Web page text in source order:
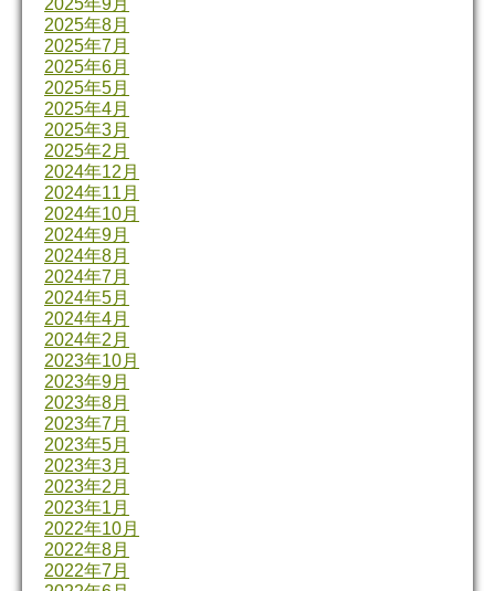
2025年9月
2025年8月
2025年7月
2025年6月
2025年5月
2025年4月
2025年3月
2025年2月
2024年12月
2024年11月
2024年10月
2024年9月
2024年8月
2024年7月
2024年5月
2024年4月
2024年2月
2023年10月
2023年9月
2023年8月
2023年7月
2023年5月
2023年3月
2023年2月
2023年1月
2022年10月
2022年8月
2022年7月